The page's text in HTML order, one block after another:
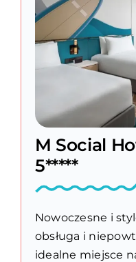
M Social
5*****
Nowoczesne i
obsługa i
idealne miejsce